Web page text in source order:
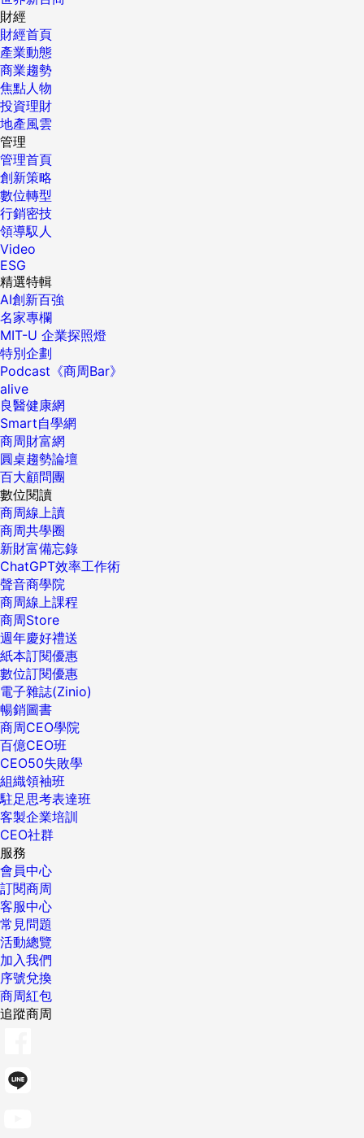
財經
財經首頁
產業動態
商業趨勢
焦點人物
投資理財
地產風雲
管理
管理首頁
創新策略
數位轉型
行銷密技
領導馭人
Video
ESG
精選特輯
AI創新百強
名家專欄
MIT-U 企業探照燈
特別企劃
Podcast《商周Bar》
alive
良醫健康網
Smart自學網
商周財富網
圓桌趨勢論壇
百大顧問團
數位閱讀
商周線上讀
商周共學圈
新財富備忘錄
ChatGPT效率工作術
聲音商學院
商周線上課程
商周Store
週年慶好禮送
紙本訂閱優惠
數位訂閱優惠
電子雜誌(Zinio)
暢銷圖書
商周CEO學院
百億CEO班
CEO50失敗學
組織領袖班
駐足思考表達班
客製企業培訓
CEO社群
服務
會員中心
訂閱商周
客服中心
常見問題
活動總覽
加入我們
序號兌換
商周紅包
追蹤商周